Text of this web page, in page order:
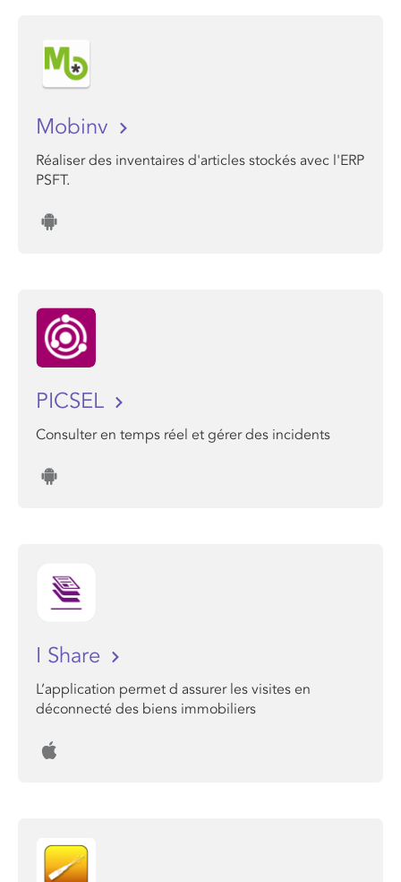
Mobinv
Réaliser des inventaires d'articles stockés avec l'ERP
PSFT.
PICSEL
Consulter en temps réel et gérer des incidents
I Share
L’application permet d assurer les visites en
déconnecté des biens immobiliers